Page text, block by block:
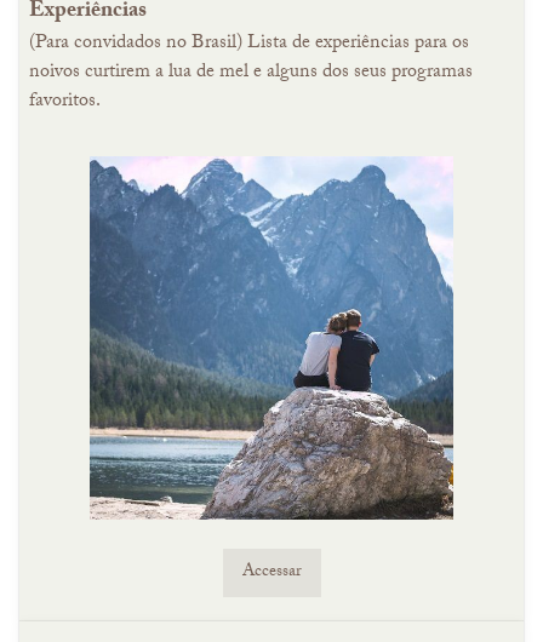
Experiências
(Para convidados no Brasil) Lista de experiências para os
noivos curtirem a lua de mel e alguns dos seus programas
favoritos.
Accessar